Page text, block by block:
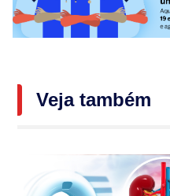
Veja também